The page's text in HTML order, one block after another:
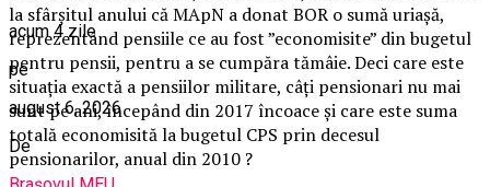
la sfârșitul anului că MApN a donat BOR o sumă uriașă,
reprezentând pensiile ce au fost ”economisite” din bugetul
pentru pensii, pentru a se cumpăra tămâie. Deci care este
situația exactă a pensiilor militare, câți pensionari nu mai
sunt pe ani, începând din 2017 încoace și care este suma
totală economisită la bugetul CPS prin decesul
pensionarilor, anual din 2010 ?
acum 4 zile
pe
august 6, 2026
De